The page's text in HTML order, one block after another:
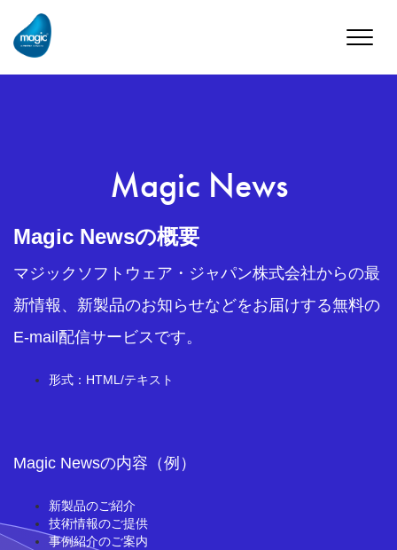
Toggle
Magic News
Magic Newsの概要
マジックソフトウェア・ジャパン株式会社からの最
新情報、新製品のお知らせなどをお届けする無料の
E-mail配信サービスです。
形式：HTML/テキスト
Magic Newsの内容（例）
新製品のご紹介
技術情報のご提供
事例紹介のご案内